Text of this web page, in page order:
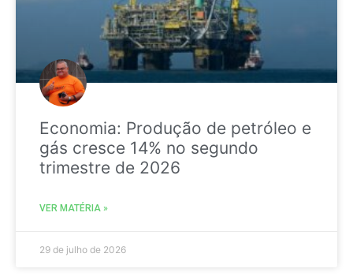
Economia: Produção de petróleo e
gás cresce 14% no segundo
trimestre de 2026
VER MATÉRIA »
29 de julho de 2026